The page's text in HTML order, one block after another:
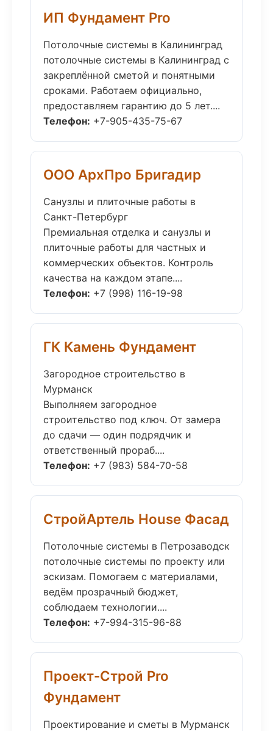
ИП Фундамент Pro
Потолочные системы в Калининград
потолочные системы в Калининград с
закреплённой сметой и понятными
сроками. Работаем официально,
предоставляем гарантию до 5 лет....
Телефон: +7-905-435-75-67
ООО АрхПро Бригадир
Санузлы и плиточные работы в
Санкт-Петербург
Премиальная отделка и санузлы и
плиточные работы для частных и
коммерческих объектов. Контроль
качества на каждом этапе....
Телефон: +7 (998) 116-19-98
ГК Камень Фундамент
Загородное строительство в
Мурманск
Выполняем загородное
строительство под ключ. От замера
до сдачи — один подрядчик и
ответственный прораб....
Телефон: +7 (983) 584-70-58
СтройАртель House Фасад
Потолочные системы в Петрозаводск
потолочные системы по проекту или
эскизам. Помогаем с материалами,
ведём прозрачный бюджет,
соблюдаем технологии....
Телефон: +7-994-315-96-88
Проект-Строй Pro
Фундамент
Проектирование и сметы в Мурманск